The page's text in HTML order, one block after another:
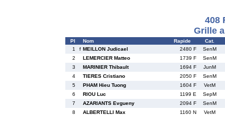
408
Grille
Pl Nom Rapide
Cat.
1
f MEILLON Judicael 2480 F
SenM
2
LEMERCIER Matteo 1739 F
SenM
3
MARINIER Thibault 1694 F
JunM
4
TIERES Cristiano 2050 F
SenM
5
PHAM Hieu Tuong 1604 F
VetM
6
RIOU Luc 1199 E
SepM
7
AZARIANTS Evgueny 2094 F
SenM
8
ALBERTELLI Max 1160 N VetM